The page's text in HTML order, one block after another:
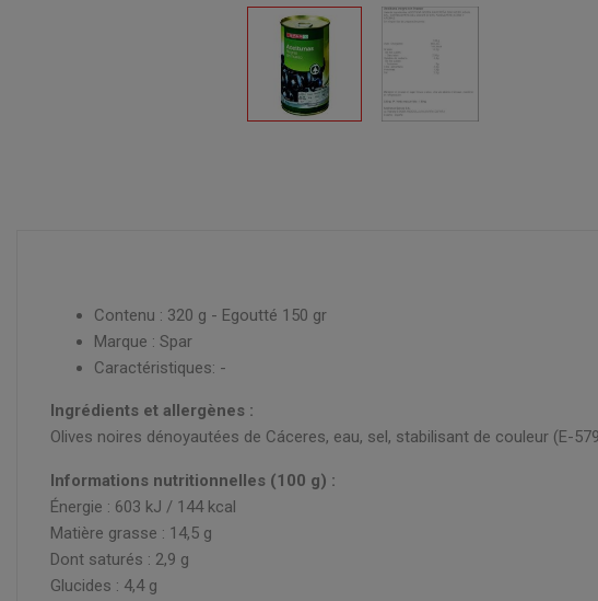
Contenu : 320 g - Egoutté 150 gr
Marque : Spar
Caractéristiques: -
Ingrédients et allergènes :
Olives noires dénoyautées de Cáceres, eau, sel, stabilisant de couleur (E-
Informations nutritionnelles (100 g) :
Énergie : 603 kJ / 144 kcal
Matière grasse : 14,5 g
Dont saturés : 2,9 g
Glucides : 4,4 g